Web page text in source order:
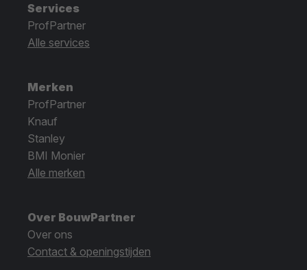
Services
ProfPartner
Alle services
Merken
ProfPartner
Knauf
Stanley
BMI Monier
Alle merken
Over BouwPartner
Over ons
Contact & openingstijden